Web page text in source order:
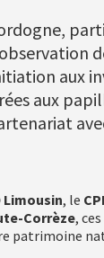
aux
aux
Limousin, le
Corrèze,
patrimoine